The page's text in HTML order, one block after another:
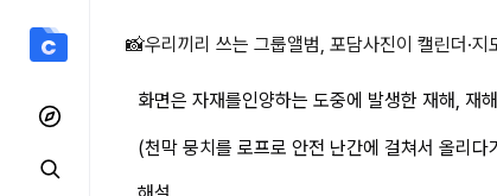
화면은 자재를인양하는
📸우리끼리 쓰는 그룹앨범, 포담사진이 캘린더·
화면은 자재를인양하는 도중에 발생한 재해, 재
(천막 뭉치를 로프로 안전 난간에 걸쳐서 올리다